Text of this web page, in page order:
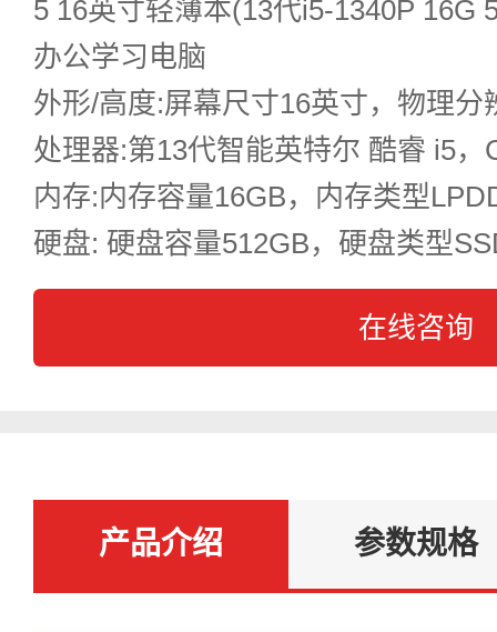
5 16英寸轻薄本(13代i5-1340P 16G
办公学习电脑
外形/高度:屏幕尺寸16英寸，物理分
处理器:第13代智能英特尔 酷睿 i5，
内存:内存容量16GB，内存类型
硬盘: 硬盘容量512GB，硬盘类型
在线咨询
产品介绍 参数规格